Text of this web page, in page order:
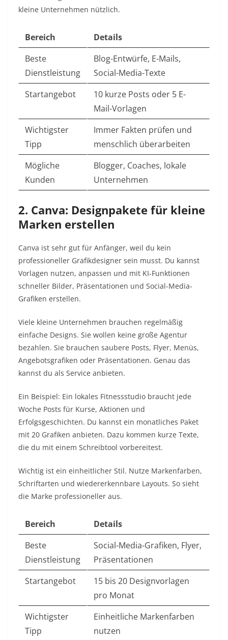
kleine Unternehmen nützlich.
Bereich
Details
Beste
Dienstleistung
Blog-Entwürfe, E-Mails,
Social-Media-Texte
Startangebot
10 kurze Posts oder 5 E-
Mail-Vorlagen
Wichtigster
Tipp
Immer Fakten prüfen und
menschlich überarbeiten
Mögliche
Kunden
Blogger, Coaches, lokale
Unternehmen
2. Canva: Designpakete für kleine
Marken erstellen
Canva ist sehr gut für Anfänger, weil du kein
professioneller Grafikdesigner sein musst. Du kannst
Vorlagen nutzen, anpassen und mit KI-Funktionen
schneller Bilder, Präsentationen und Social-Media-
Grafiken erstellen.
Viele kleine Unternehmen brauchen regelmäßig
einfache Designs. Sie wollen keine große Agentur
bezahlen. Sie brauchen saubere Posts, Flyer, Menüs,
Angebotsgrafiken oder Präsentationen. Genau das
kannst du als Service anbieten.
Ein Beispiel: Ein lokales Fitnessstudio braucht jede
Woche Posts für Kurse, Aktionen und
Erfolgsgeschichten. Du kannst ein monatliches Paket
mit 20 Grafiken anbieten. Dazu kommen kurze Texte,
die du mit einem Schreibtool vorbereitest.
Wichtig ist ein einheitlicher Stil. Nutze Markenfarben,
Schriftarten und wiedererkennbare Layouts. So sieht
die Marke professioneller aus.
Bereich
Details
Beste
Dienstleistung
Social-Media-Grafiken, Flyer,
Präsentationen
Startangebot
15 bis 20 Designvorlagen
pro Monat
Wichtigster
Tipp
Einheitliche Markenfarben
nutzen